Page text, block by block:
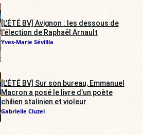
[L’ÉTÉ BV] Avignon : les dessous de
l’élection de Raphaël Arnault
Yves-Marie Sévillia
[L’ÉTÉ BV] Sur son bureau, Emmanuel
Macron a posé le livre d’un poète
chilien stalinien et violeur
Gabrielle Cluzel